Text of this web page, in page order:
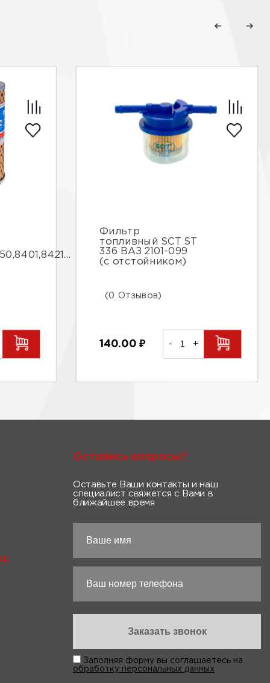
Фильтр
топливный SCT ST
336 ВАЗ 2101-099
(с отстойником)
(0 Отзывов)
140.00₽ - +
Остались вопросы?
Оставьте Ваши контакты и наш
специалист свяжется с Вами в
ближайшее время
Заполняя форму вы соглашаетесь на
обработку персональных данных